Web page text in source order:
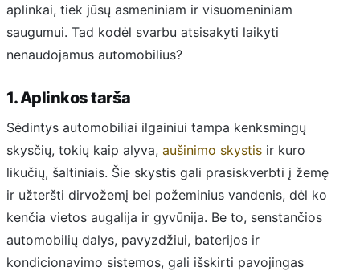
aplinkai, tiek jūsų asmeniniam ir visuomeniniam
saugumui. Tad kodėl svarbu atsisakyti laikyti
nenaudojamus automobilius?
1. Aplinkos tarša
Sėdintys automobiliai ilgainiui tampa kenksmingų
skysčių, tokių kaip alyva, aušinimo skystis ir kuro
likučių, šaltiniais. Šie skystis gali prasiskverbti į žemę
ir užteršti dirvožemį bei požeminius vandenis, dėl ko
kenčia vietos augalija ir gyvūnija. Be to, senstančios
automobilių dalys, pavyzdžiui, baterijos ir
kondicionavimo sistemos, gali išskirti pavojingas